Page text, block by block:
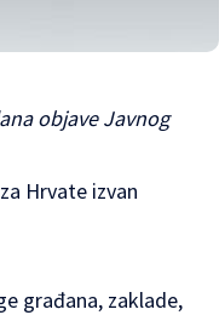
objave Javnog
Hrvate izvan
građana, zaklade,